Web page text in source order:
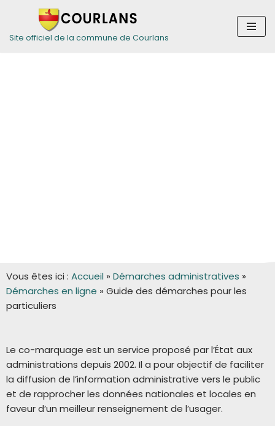
Aller
Site officiel de la commune de Courlans
Vous êtes ici : Accueil » Démarches administratives »
Démarches en ligne » Guide des démarches pour les
particuliers
Le co-marquage est un service proposé par l’État aux
administrations depuis 2002. Il a pour objectif de faciliter
la diffusion de l’information administrative vers le public
et de rapprocher les données nationales et locales en
faveur d’un meilleur renseignement de l’usager.